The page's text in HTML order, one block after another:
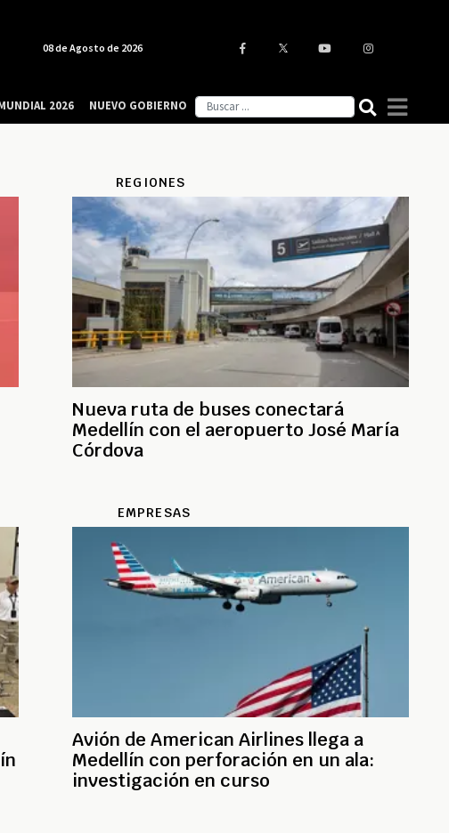
REGIONES
Nueva ruta de buses conectará
Medellín con el aeropuerto José María
Córdova
EMPRESAS
Avión de American Airlines llega a
Medellín con perforación en un ala:
investigación en curso
08 de Agosto de 2026
2026 NUEVO GOBIERNO